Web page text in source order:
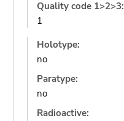
Quality code 1>2>3:
1
Holotype:
no
Paratype:
no
Radioactive: